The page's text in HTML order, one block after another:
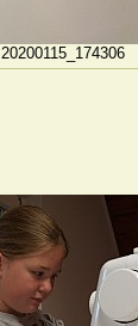
20200115_174306